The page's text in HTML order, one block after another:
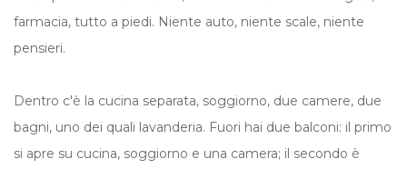
farmacia, tutto a piedi. Niente auto, niente scale, niente
pensieri.
Dentro c'è la cucina separata, soggiorno, due camere, due
bagni, uno dei quali lavanderia. Fuori hai due balconi: il primo
si apre su cucina, soggiorno e una camera; il secondo è